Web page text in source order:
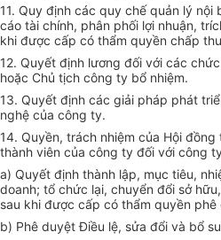
11. Quy định các quy chế quản lý
cáo tài chính, phân phối lợi nhuận,
khi được cấp có thẩm quyền chấp
12. Quyết định lương đối với các
hoặc Chủ tịch công ty bổ nhiệm.
13. Quyết định các giải pháp phát
nghệ của công ty.
14. Quyền, trách nhiệm của Hội
thành viên của công ty đối với công
a) Quyết định thành lập, mục tiêu,
doanh; tổ chức lại, chuyển đổi sở
sau khi được cấp có thẩm quyền phê
b) Phê duyệt Điều lệ, sửa đổi và bổ